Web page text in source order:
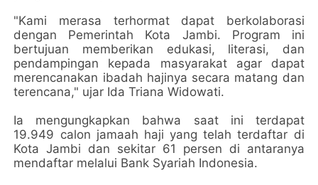
"Kami merasa terhormat dapat berkolaborasi
dengan Pemerintah Kota Jambi. Program ini
bertujuan memberikan edukasi, literasi, dan
pendampingan kepada masyarakat agar dapat
merencanakan ibadah hajinya secara matang dan
terencana," ujar Ida Triana Widowati.
Ia mengungkapkan bahwa saat ini terdapat
19.949 calon jamaah haji yang telah terdaftar di
Kota Jambi dan sekitar 61 persen di antaranya
mendaftar melalui Bank Syariah Indonesia.